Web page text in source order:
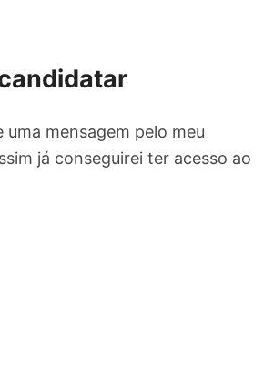
uma mensagem pelo meu
já conseguirei ter acesso ao